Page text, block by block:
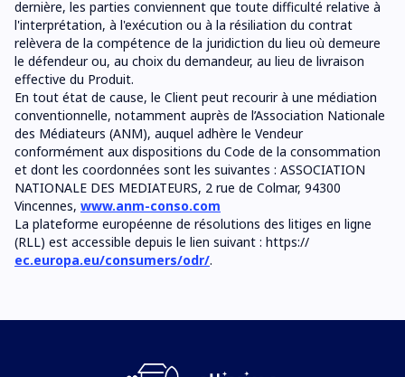
dernière, les parties conviennent que toute difficulté relative à
l'interprétation, à l'exécution ou à la résiliation du contrat
relèvera de la compétence de la juridiction du lieu où demeure
le défendeur ou, au choix du demandeur, au lieu de livraison
effective du Produit.
En tout état de cause, le Client peut recourir à une médiation
conventionnelle, notamment auprès de l’Association Nationale
des Médiateurs (ANM), auquel adhère le Vendeur
conformément aux dispositions du Code de la consommation
et dont les coordonnées sont les suivantes : ASSOCIATION
NATIONALE DES MEDIATEURS, 2 rue de Colmar, 94300
Vincennes, www.anm-conso.com
La plateforme européenne de résolutions des litiges en ligne
(RLL) est accessible depuis le lien suivant : https://
ec.europa.eu/consumers/odr/.